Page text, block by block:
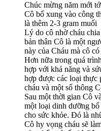
Chúc mừng năm mới
Cô bổ xung vào công
là thêm 2-3 gram muối
Lý do cô nhờ cháu
bản thân Cô là một
này của Cháu mà cô
Hơn nữa trong quá
hợp với khả năng và
hợp được các loại thực
cháu và một số thông
Sau một thời gian Cô
một loại dinh dưỡng
cho sức khỏe. Đó là
Cô hy vọng cháu sẽ